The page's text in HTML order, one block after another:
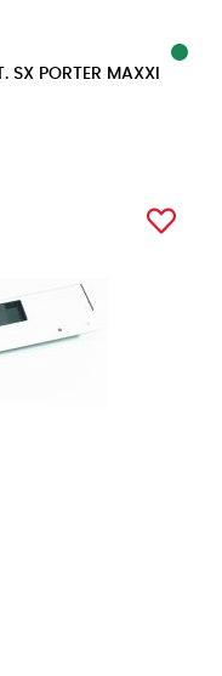
SX PORTER MAXXI